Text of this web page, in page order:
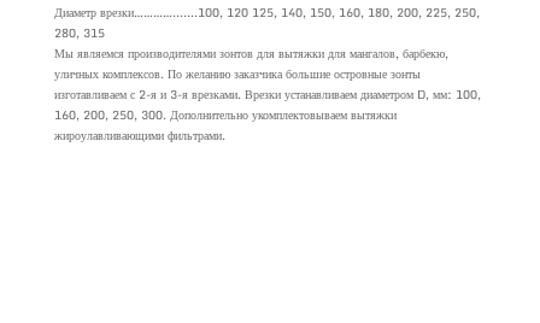
Диаметр врезки………….......100, 120 125, 140, 150, 160, 180, 200, 225, 250,
280, 315
Мы являемся производителями зонтов для вытяжки для мангалов, барбекю,
уличных комплексов. По желанию заказчика большие островные зонты
изготавливаем с 2-я и 3-я врезками. Врезки устанавливаем диаметром D, мм: 100,
160, 200, 250, 300. Дополнительно укомплектовываем вытяжки
жироулавливающими фильтрами.